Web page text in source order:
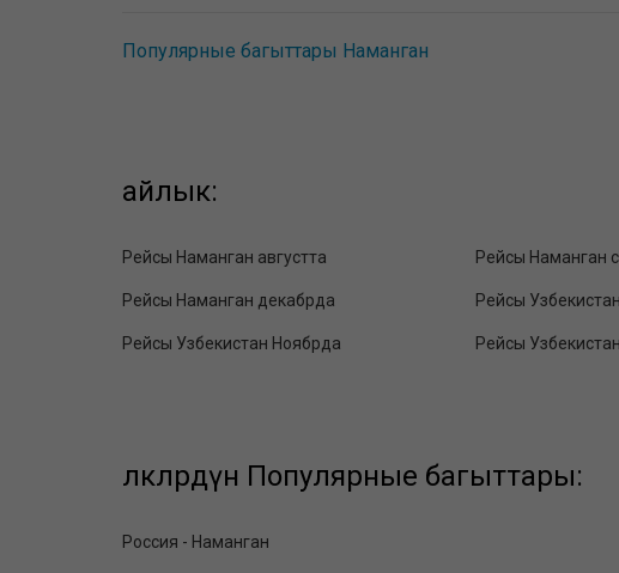
Популярные багыттары Наманган
айлык:
Рейсы Наманган августта Рейсы Наманган
Рейсы Наманган декабрда Рейсы
Рейсы Узбекистан Ноябрда Рейсы
өлкөлөрдүн Популярные багыттары:
Россия - Наманган